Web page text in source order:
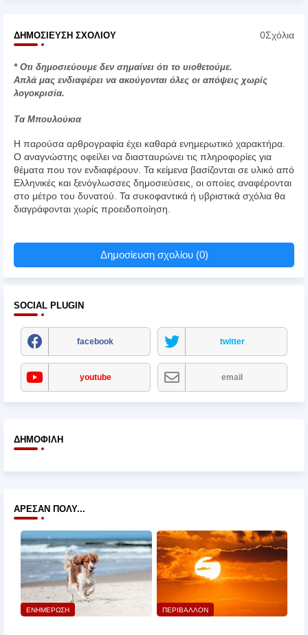
ΔΗΜΟΣΊΕΥΣΗ ΣΧΟΛΊΟΥ 0Σχόλια
* Οτι δημοσιεύουμε δεν σημαίνει ότι το υιοθετούμε.
Απλά μας ενδιαφέρει να ακούγονται όλες οι απόψεις χωρίς
λογοκρισία.
Τα Μπουλούκια
Η παρούσα αρθρογραφία έχει καθαρά ενημερωτικό χαρακτήρα.
Ο αναγνώστης οφείλει να διασταυρώνει τις πληροφορίες για
θέματα που τον ενδιαφέρουν. Τα κείμενα βασίζονται σε υλικό από
Ελληνικές και ξενόγλωσσες δημοσιεύσεις, οι οποίες αναφέρονται
στο μέτρο του δυνατού. Τα συκοφαντικά ή υβριστικά σχόλια θα
διαγράφονται χωρίς προειδοποίηση.
Δημοσίευση σχολίου (0)
SOCIAL PLUGIN
facebook twitter
youtube email
ΔΗΜΟΦΙΛΉ
ΆΡΕΣΑΝ ΠΟΛΎ...
ΕΝΗΜΕΡΩΣΗ ΠΕΡΙΒΑΛΛΟΝ